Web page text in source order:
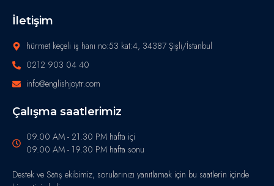
İletişim
hürmet keçeli iş hanı no:53 kat:4, 34387 Şişli/İstanbul
0212 903 04 40
info@englishjoytr.com
Çalışma saatlerimiz
09.00 AM - 21.30 PM hafta içi
09.00 AM - 19.30 PM hafta sonu
Destek ve Satış ekibimiz, sorularınızı yanıtlamak için bu saatlerin içinde